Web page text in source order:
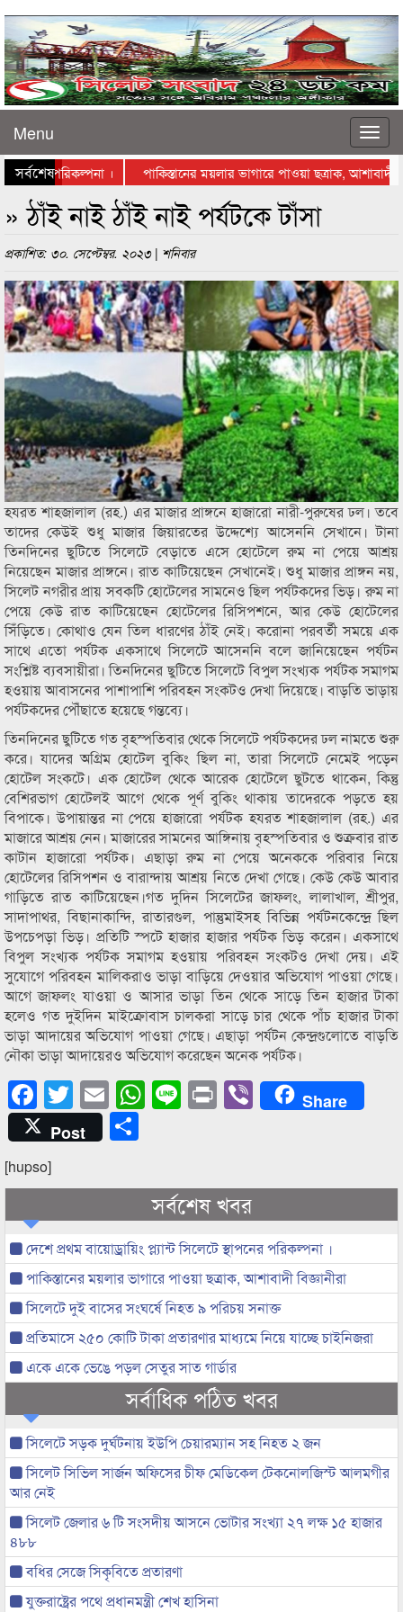
Menu
সর্বশেষপরিকল্পনা ।
পাকিস্তানের ময়লার ভাগারে পাওয়া ছত্রাক, আশাবাদী
নামলেন ব্যবসায়ীরা
» ঠাঁই নাই ঠাঁই নাই পর্যটকে টাঁসা
প্রকাশিত: ৩০. সেপ্টেম্বর. ২০২৩ | শনিবার
হযরত শাহজালাল (রহ.) এর মাজার প্রাঙ্গনে হাজারো নারী-পুরুষের ঢল। তবে
তাদের কেউই শুধু মাজার জিয়ারতের উদ্দেশ্যে আসেননি সেখানে। টানা
তিনদিনের ছুটিতে সিলেটে বেড়াতে এসে হোটেলে রুম না পেয়ে আশ্রয়
নিয়েছেন মাজার প্রাঙ্গনে। রাত কাটিয়েছেন সেখানেই। শুধু মাজার প্রাঙ্গন নয়,
সিলেট নগরীর প্রায় সবকটি হোটেলের সামনেও ছিল পর্যটকদের ভিড়। রুম না
পেয়ে কেউ রাত কাটিয়েছেন হোটেলের রিসিপশনে, আর কেউ হোটেলের
সিঁড়িতে। কোথাও যেন তিল ধারণের ঠাঁই নেই। করোনা পরবর্তী সময়ে এক
সাথে এতো পর্যটক একসাথে সিলেটে আসেননি বলে জানিয়েছেন পর্যটন
সংশ্লিষ্ট ব্যবসায়ীরা। তিনদিনের ছুটিতে সিলেটে বিপুল সংখ্যক পর্যটক সমাগম
হওয়ায় আবাসনের পাশাপাশি পরিবহন সংকটও দেখা দিয়েছে। বাড়তি ভাড়ায়
পর্যটকদের পৌঁছাতে হয়েছে গন্তব্যে।
তিনদিনের ছুটিতে গত বৃহস্পতিবার থেকে সিলেটে পর্যটকদের ঢল নামতে শুরু
করে। যাদের অগ্রিম হোটেল বুকিং ছিল না, তারা সিলেটে নেমেই পড়েন
হোটেল সংকটে। এক হোটেল থেকে আরেক হোটেলে ছুটতে থাকেন, কিন্তু
বেশিরভাগ হোটেলই আগে থেকে পূর্ণ বুকিং থাকায় তাদেরকে পড়তে হয়
বিপাকে। উপায়ান্তর না পেয়ে হাজারো পর্যটক হযরত শাহজালাল (রহ.) এর
মাজারে আশ্রয় নেন। মাজারের সামনের আঙ্গিনায় বৃহস্পতিবার ও শুক্রবার রাত
কাটান হাজারো পর্যটক। এছাড়া রুম না পেয়ে অনেককে পরিবার নিয়ে
হোটেলের রিসিপশন ও বারান্দায় আশ্রয় নিতে দেখা গেছে। কেউ কেউ আবার
গাড়িতে রাত কাটিয়েছেন।গত দুদিন সিলেটের জাফলং, লালাখাল, শ্রীপুর,
সাদাপাথর, বিছানাকান্দি, রাতারগুল, পান্তুমাইসহ বিভিন্ন পর্যটনকেন্দ্রে ছিল
উপচেপড়া ভিড়। প্রতিটি স্পটে হাজার হাজার পর্যটক ভিড় করেন। একসাথে
বিপুল সংখ্যক পর্যটক সমাগম হওয়ায় পরিবহন সংকটও দেখা দেয়। এই
সুযোগে পরিবহন মালিকরাও ভাড়া বাড়িয়ে দেওয়ার অভিযোগ পাওয়া গেছে।
আগে জাফলং যাওয়া ও আসার ভাড়া তিন থেকে সাড়ে তিন হাজার টাকা
হলেও গত দুইদিন মাইক্রোবাস চালকরা সাড়ে চার থেকে পাঁচ হাজার টাকা
ভাড়া আদায়ের অভিযোগ পাওয়া গেছে। এছাড়া পর্যটন কেন্দ্রগুলোতে বাড়তি
নৌকা ভাড়া আদায়েরও অভিযোগ করেছেন অনেক পর্যটক।
Facebook
Twitter
EmailWhatsApp
LinePrintViberShare
Post
[hupso]
সর্বশেষ খবর
দেশে প্রথম বায়োড্রায়িং প্ল্যান্ট সিলেটে স্থাপনের পরিকল্পনা ।
পাকিস্তানের ময়লার ভাগারে পাওয়া ছত্রাক, আশাবাদী বিজ্ঞানীরা
সিলেটে দুই বাসের সংঘর্ষে নিহত ৯ পরিচয় সনাক্ত
প্রতিমাসে ২৫০ কোটি টাকা প্রতারণার মাধ্যমে নিয়ে যাচ্ছে চাইনিজরা
একে একে ভেঙে পড়ল সেতুর সাত গার্ডার
সর্বাধিক পঠিত খবর
সিলেটে সড়ক দুর্ঘটনায় ইউপি চেয়ারম্যান সহ নিহত ২ জন
সিলেট সিভিল সার্জন অফিসের চীফ মেডিকেল টেকনোলজিস্ট আলমগীর
আর নেই
সিলেট জেলার ৬ টি সংসদীয় আসনে ভোটার সংখ্যা ২৭ লক্ষ ১৫ হাজার
৪৮৮
বধির সেজে সিকৃবিতে প্রতারণা
যুক্তরাষ্ট্রের পথে প্রধানমন্ত্রী শেখ হাসিনা